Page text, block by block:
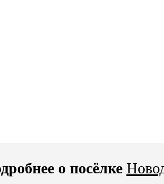
о посёлке